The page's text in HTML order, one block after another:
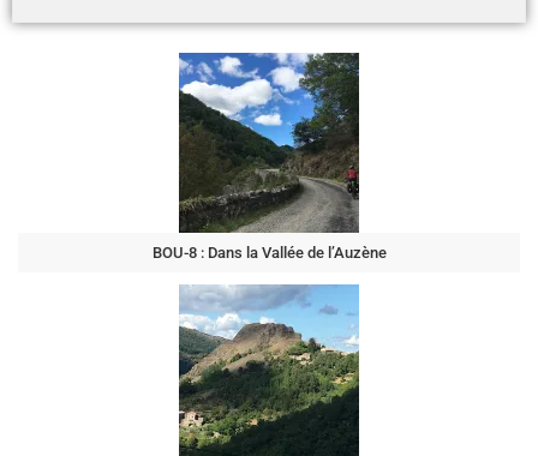
BOU-8 : Dans la Vallée de l’Auzène